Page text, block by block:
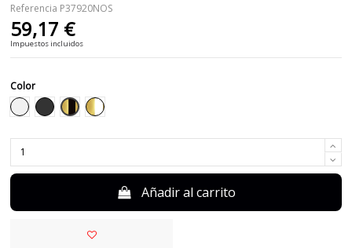
Referencia P37920NOS
59,17 €
Impuestos incluidos
Color
Blanco Negro Negro-OroBlanco-Oro
Añadir al carrito